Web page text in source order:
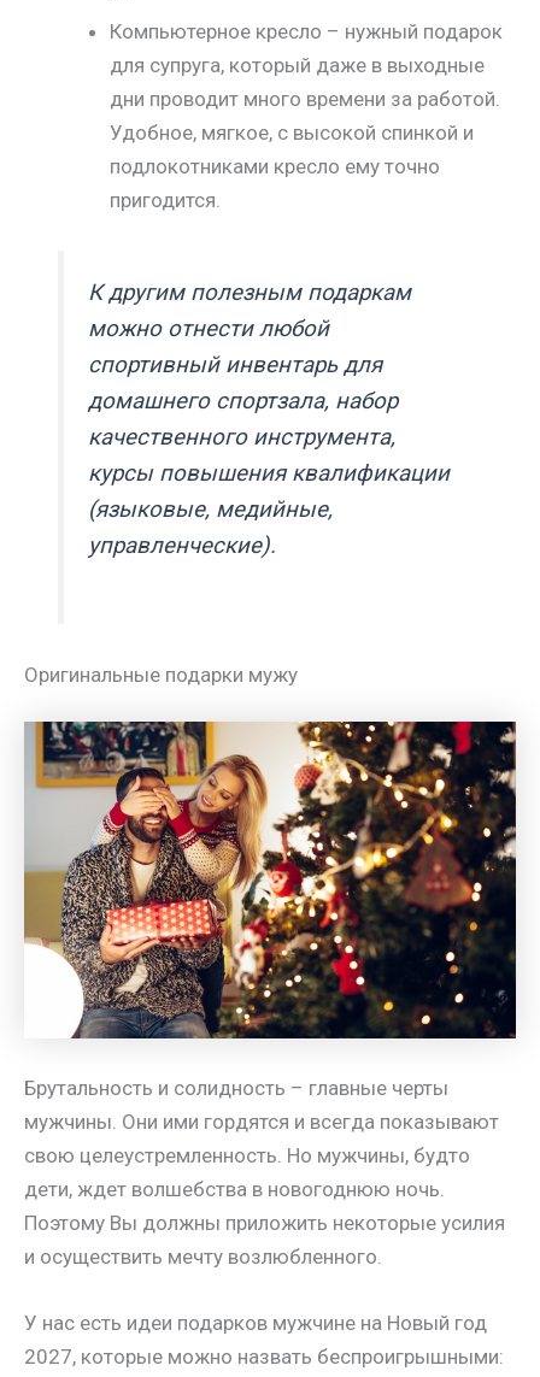
Компьютерное кресло – нужный подарок
для супруга, который даже в выходные
дни проводит много времени за работой.
Удобное, мягкое, с высокой спинкой и
подлокотниками кресло ему точно
пригодится.
К другим полезным подаркам
можно отнести любой
спортивный инвентарь для
домашнего спортзала, набор
качественного инструмента,
курсы повышения квалификации
(языковые, медийные,
управленческие).
Оригинальные подарки мужу
Брутальность и солидность – главные черты
мужчины. Они ими гордятся и всегда показывают
свою целеустремленность. Но мужчины, будто
дети, ждет волшебства в новогоднюю ночь.
Поэтому Вы должны приложить некоторые усилия
и осуществить мечту возлюбленного.
У нас есть идеи подарков мужчине на Новый год
2027, которые можно назвать беспроигрышными: